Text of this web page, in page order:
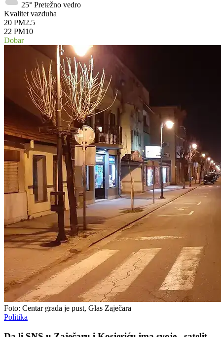
25° Pretežno vedro
Kvalitet vazduha
20 PM2.5
22 PM10
Dobar
Foto: Centar grada je pust, Glas Zaječara
Politika